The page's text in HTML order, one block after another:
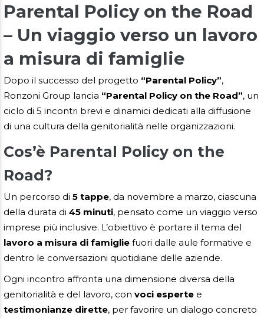
Parental Policy on the Road
– Un viaggio verso un lavoro
a misura di famiglie
Dopo il successo del progetto “Parental Policy”,
Ronzoni Group lancia “Parental Policy on the Road”, un
ciclo di 5 incontri brevi e dinamici dedicati alla diffusione
di una cultura della genitorialità nelle organizzazioni.
Cos’è Parental Policy on the
Road?
Un percorso di 5 tappe, da novembre a marzo, ciascuna
della durata di 45 minuti, pensato come un viaggio verso
imprese più inclusive. L’obiettivo è portare il tema del
lavoro a misura di famiglie fuori dalle aule formative e
dentro le conversazioni quotidiane delle aziende.
Ogni incontro affronta una dimensione diversa della
genitorialità e del lavoro, con voci esperte e
testimonianze dirette, per favorire un dialogo concreto